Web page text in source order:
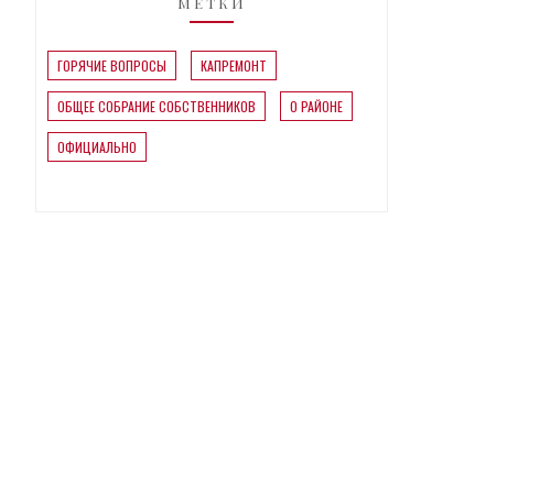
ГОРЯЧИЕ ВОПРОСЫ КАПРЕМОНТ
ОБЩЕЕ СОБРАНИЕ СОБСТВЕННИКОВ О РАЙОНЕ
ОФИЦИАЛЬНО